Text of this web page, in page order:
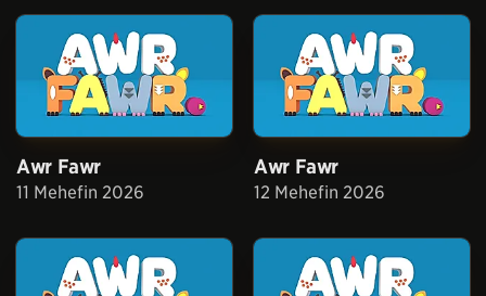
Awr Fawr
11 Mehefin 2026
Awr Fawr
12 Mehefin 2026